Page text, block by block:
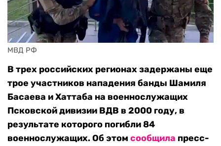
МВД РФ
В трех российских регионах задержаны еще
трое участников нападения банды Шамиля
Басаева и Хаттаба на военнослужащих
Псковской дивизии ВДВ в 2000 году, в
результате которого погибли 84
военнослужащих. Об этом сообщила пресс-